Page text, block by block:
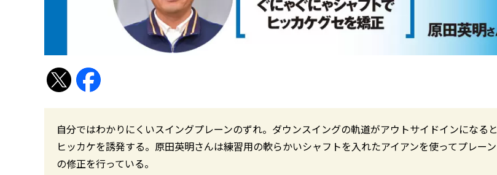
自分ではわかりにくいスイングプレーンのずれ。ダウンスイングの軌道がアウトサイドインになると
ヒッカケを誘発する。原田英明さんは練習用の軟らかいシャフトを入れたアイアンを使ってプレーン
の修正を行っている。